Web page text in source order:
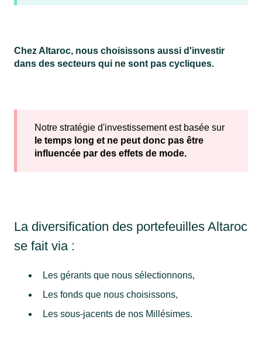
Chez Altaroc, nous choisissons aussi d'investir
dans des secteurs qui ne sont pas cycliques.
Notre stratégie d'investissement est basée sur
le temps long et ne peut donc pas être
influencée par des effets de mode.
La diversification des portefeuilles Altaroc
se fait via :
Les gérants que nous sélectionnons,
Les fonds que nous choisissons,
Les sous-jacents de nos Millésimes.